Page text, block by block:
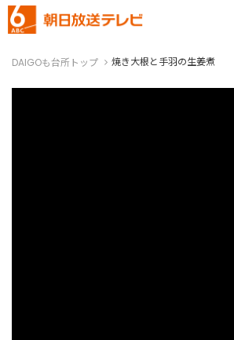
DAIGOも台所トップ 焼き大根と手羽の生姜煮